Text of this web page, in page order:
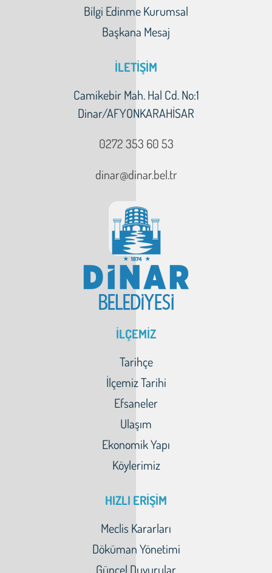
Bilgi Edinme Kurumsal
Başkana Mesaj
İLETİŞİM
Camikebir Mah. Hal Cd. No:1
Dinar/AFYONKARAHİSAR
0272 353 60 53
dinar@dinar.bel.tr
İLÇEMİZ
Tarihçe
İlçemiz Tarihi
Efsaneler
Ulaşım
Ekonomik Yapı
Köylerimiz
HIZLI ERİŞİM
Meclis Kararları
Döküman Yönetimi
Güncel Duyurular